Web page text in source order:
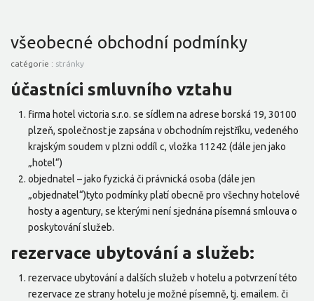
všeobecné obchodní podmínky
catégorie : stránky
účastníci smluvního vztahu
firma hotel victoria s.r.o. se sídlem na adrese borská 19, 30100
plzeň, společnost je zapsána v obchodním rejstříku, vedeného
krajským soudem v plzni oddíl c, vložka 11242 (dále jen jako
„hotel“)
objednatel – jako fyzická či právnická osoba (dále jen
„objednatel“)tyto podmínky platí obecně pro všechny hotelové
hosty a agentury, se kterými není sjednána písemná smlouva o
poskytování služeb.
rezervace ubytování a služeb:
rezervace ubytování a dalších služeb v hotelu a potvrzení této
rezervace ze strany hotelu je možné písemně, tj. emailem. či